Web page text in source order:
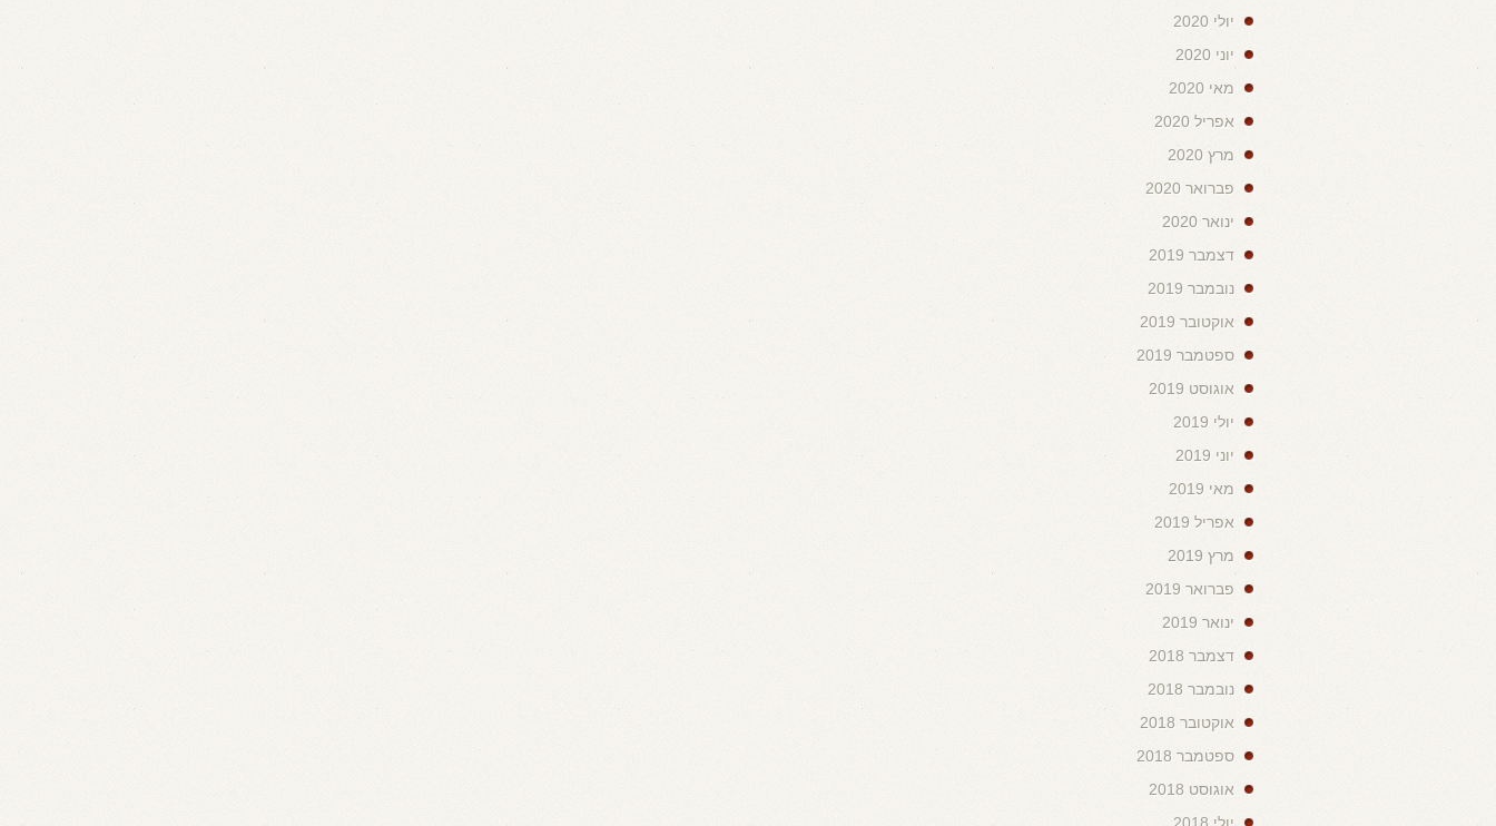
יולי 2020
יוני 2020
מאי 2020
אפריל 2020
מרץ 2020
פברואר 2020
ינואר 2020
דצמבר 2019
נובמבר 2019
אוקטובר 2019
ספטמבר 2019
אוגוסט 2019
יולי 2019
יוני 2019
מאי 2019
אפריל 2019
מרץ 2019
פברואר 2019
ינואר 2019
דצמבר 2018
נובמבר 2018
אוקטובר 2018
ספטמבר 2018
אוגוסט 2018